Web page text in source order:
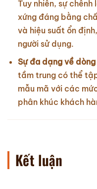
Tuy nhiên, sự
xứng đáng bằng
và hiệu suất ổn
người sử dụng.
Sự đa dạng về
tầm trung có thể
mẫu mã với các
phân khúc khách
Kết luận